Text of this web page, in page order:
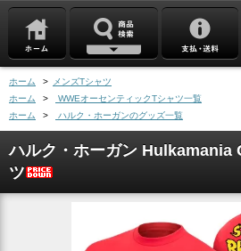
ホーム >
メンズTシャツ
ホーム
>
WWEオーセンティックTシャツ一覧
ホーム
> ハルク・ホーガンのグッズ一覧
ハルク・ホーガン Hulkamania
ツ